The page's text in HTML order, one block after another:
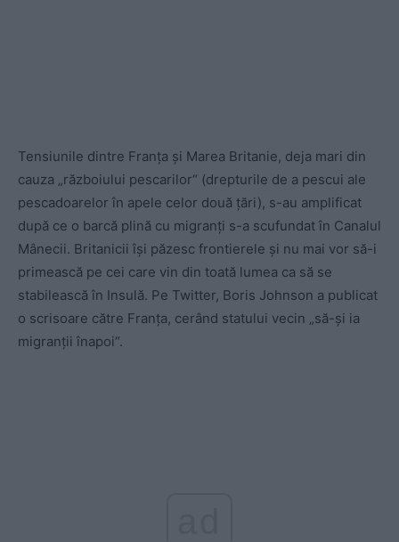
Tensiunile dintre Franța și Marea Britanie, deja mari din
cauza „războiului pescarilor“ (drepturile de a pescui ale
pescadoarelor în apele celor două țări), s-au amplificat
după ce o barcă plină cu migranți s-a scufundat în Canalul
Mânecii. Britanicii își păzesc frontierele și nu mai vor să-i
primească pe cei care vin din toată lumea ca să se
stabilească în Insulă. Pe Twitter, Boris Johnson a publicat
o scrisoare către Franța, cerând statului vecin „să-și ia
migranții înapoi“.